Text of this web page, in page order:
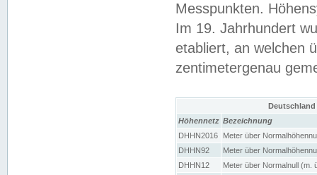
Messpunkten.
Im 19. Jahrhundert
etabliert, an welchen
zentimetergenau
Höhennetz Bezeichnung
DHHN2016
Meter über
DHHN92
Meter über
DHHN12
Meter über Normalnull (m.